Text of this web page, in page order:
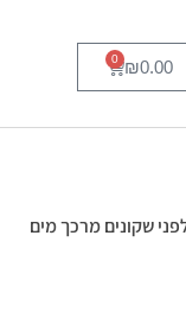
₪0.00
0
שקונים מרכך מים